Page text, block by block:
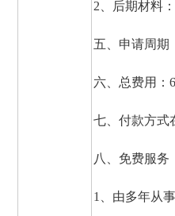
2、后期材料
五、申请周期
六、总费用
七、付款方式
八、免费服
1、由多年从